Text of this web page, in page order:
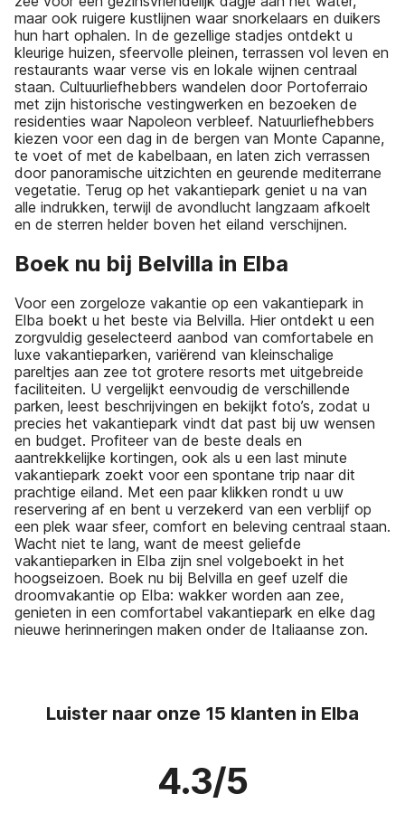
maar ook ruigere kustlijnen waar snorkelaars en duikers
hun hart ophalen. In de gezellige stadjes ontdekt u
kleurige huizen, sfeervolle pleinen, terrassen vol leven en
restaurants waar verse vis en lokale wijnen centraal
staan. Cultuurliefhebbers wandelen door Portoferraio
met zijn historische vestingwerken en bezoeken de
residenties waar Napoleon verbleef. Natuurliefhebbers
kiezen voor een dag in de bergen van Monte Capanne,
te voet of met de kabelbaan, en laten zich verrassen
door panoramische uitzichten en geurende mediterrane
vegetatie. Terug op het vakantiepark geniet u na van
alle indrukken, terwijl de avondlucht langzaam afkoelt
en de sterren helder boven het eiland verschijnen.
Boek nu bij Belvilla in Elba
Voor een zorgeloze vakantie op een vakantiepark in
Elba boekt u het beste via Belvilla. Hier ontdekt u een
zorgvuldig geselecteerd aanbod van comfortabele en
luxe vakantieparken, variërend van kleinschalige
pareltjes aan zee tot grotere resorts met uitgebreide
faciliteiten. U vergelijkt eenvoudig de verschillende
parken, leest beschrijvingen en bekijkt foto’s, zodat u
precies het vakantiepark vindt dat past bij uw wensen
en budget. Profiteer van de beste deals en
aantrekkelijke kortingen, ook als u een last minute
vakantiepark zoekt voor een spontane trip naar dit
prachtige eiland. Met een paar klikken rondt u uw
reservering af en bent u verzekerd van een verblijf op
een plek waar sfeer, comfort en beleving centraal staan.
Wacht niet te lang, want de meest geliefde
vakantieparken in Elba zijn snel volgeboekt in het
hoogseizoen. Boek nu bij Belvilla en geef uzelf die
droomvakantie op Elba: wakker worden aan zee,
genieten in een comfortabel vakantiepark en elke dag
nieuwe herinneringen maken onder de Italiaanse zon.
Luister naar onze 15 klanten in Elba
4.3/5